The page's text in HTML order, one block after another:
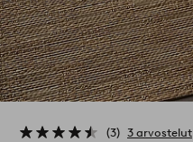
3 3 arvostelut